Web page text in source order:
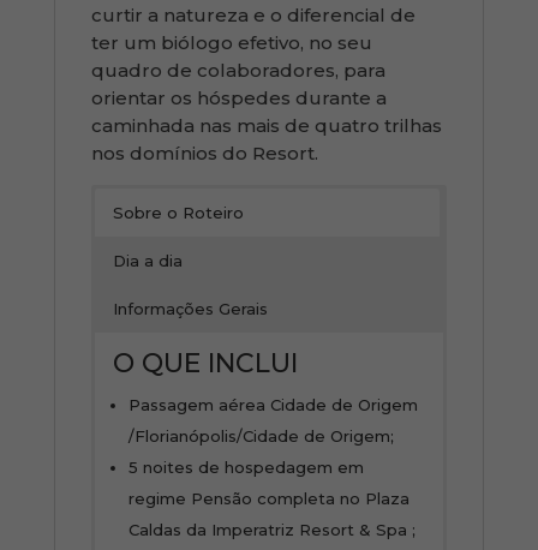
curtir a natureza e o diferencial de
ter um biólogo efetivo, no seu
quadro de colaboradores, para
orientar os hóspedes durante a
caminhada nas mais de quatro trilhas
nos domínios do Resort.
Sobre o Roteiro
Dia a dia
Informações Gerais
O QUE INCLUI
Passagem aérea Cidade de Origem
/Florianópolis/Cidade de Origem;
5 noites de hospedagem em
regime Pensão completa no Plaza
Caldas da Imperatriz Resort & Spa ;